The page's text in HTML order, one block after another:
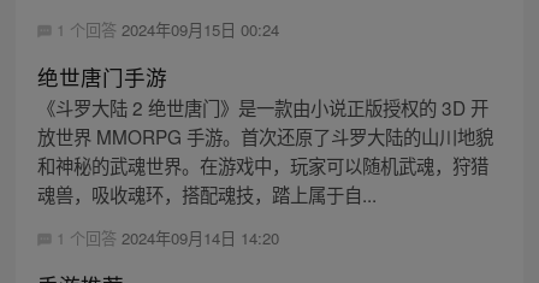
1 个回答 2024年09月15日 00:24
绝世唐门手游
《斗罗大陆 2 绝世唐门》是一款由小说正版授权的 3D 开
放世界 MMORPG 手游。首次还原了斗罗大陆的山川地貌
和神秘的武魂世界。在游戏中，玩家可以随机武魂，狩猎
魂兽，吸收魂环，搭配魂技，踏上属于自...
1 个回答 2024年09月14日 14:20